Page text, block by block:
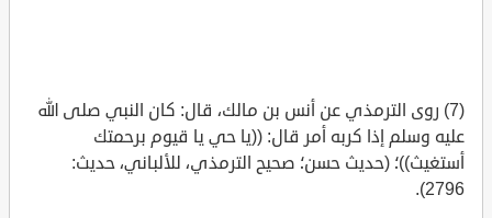
(7) روى الترمذي عن أنس بن مالك، قال: كان النبي صلى الله
عليه وسلم إذا كربه أمر قال: ((يا حي يا قيوم برحمتك
أستغيث))؛ (حديث حسن؛ صحيح الترمذي، للألباني، حديث:
2796).